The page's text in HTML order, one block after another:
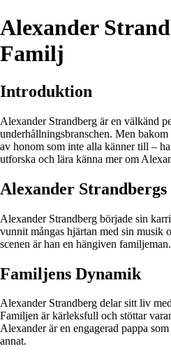
Alexander
Familj
Introduktion
Alexander Strandberg är en välkänd
underhållningsbranschen. Men
av honom som inte alla känner till –
utforska och lära känna mer om
Alexander
Alexander Strandberg började sin
vunnit mångas hjärtan med sin musik
scenen är han en hängiven familjeman.
Familjens Dynamik
Alexander Strandberg delar sitt liv
Familjen är kärleksfull och stöttar
Alexander är en engagerad pappa
annat.